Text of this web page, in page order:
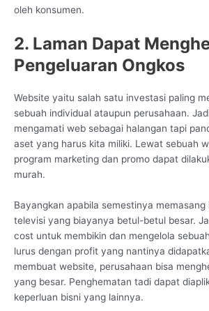
oleh konsumen.
2. Laman Dapat
Pengeluaran Ongkos
Website yaitu salah satu investasi paling
sebuah individual ataupun perusahaan.
mengamati web sebagai halangan tapi
aset yang harus kita miliki. Lewat sebuah
program marketing dan promo dapat
murah.
Bayangkan apabila semestinya memasang
televisi yang biayanya betul-betul besar.
cost untuk membikin dan mengelola
lurus dengan profit yang nantinya
membuat website, perusahaan bisa
yang besar. Penghematan tadi dapat
keperluan bisni yang lainnya.